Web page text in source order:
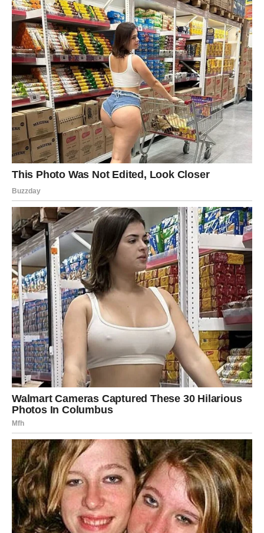
Intuicija vam pokazuje pravi put
Pred vama su veoma posebni trenuci.
VAGA
Zvijezde vam donose veoma romantičan i sudbinski
period.
Ako ste slobodni, moguće je poznanstvo koje djeluje kao
da je zapisano među zvijezdama.
Ljubav vam mijenja cijeli život
Pred vama su trenuci koje ćete dugo pamtiti.
ŠKORPIJA
Pred vama je veliki finansijski i životni preokret.
Ono što je dugo bilo blokirano sada konačno dolazi na
svoje mjesto.
Sudbina vam vraća ono što zaslužujete